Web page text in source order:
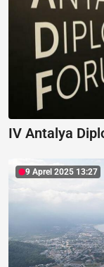
IV Antalya
9 Aprel 2025 13:27